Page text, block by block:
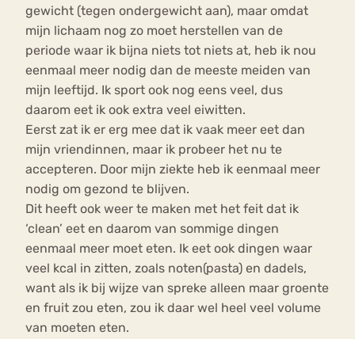
gewicht (tegen ondergewicht aan), maar omdat
mijn lichaam nog zo moet herstellen van de
periode waar ik bijna niets tot niets at, heb ik nou
eenmaal meer nodig dan de meeste meiden van
mijn leeftijd. Ik sport ook nog eens veel, dus
daarom eet ik ook extra veel eiwitten.
Eerst zat ik er erg mee dat ik vaak meer eet dan
mijn vriendinnen, maar ik probeer het nu te
accepteren. Door mijn ziekte heb ik eenmaal meer
nodig om gezond te blijven.
Dit heeft ook weer te maken met het feit dat ik
‘clean’ eet en daarom van sommige dingen
eenmaal meer moet eten. Ik eet ook dingen waar
veel kcal in zitten, zoals noten(pasta) en dadels,
want als ik bij wijze van spreke alleen maar groente
en fruit zou eten, zou ik daar wel heel veel volume
van moeten eten.